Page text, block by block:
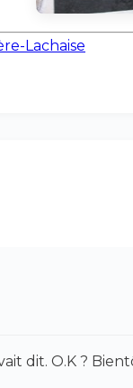
Lachaise
dit. O.K ?